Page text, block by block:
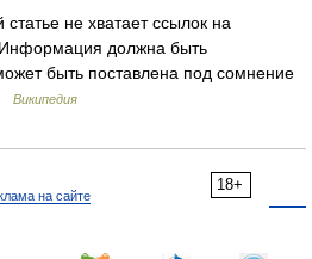
не хватает ссылок на
должна быть
быть поставлена под сомнение
Википедия
18+
на сайте